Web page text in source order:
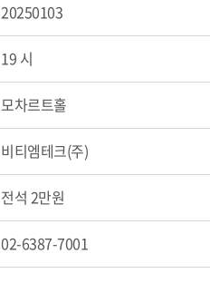
20250103
19 시
모차르트홀
비티엠테크(주)
전석 2만원
02-6387-7001